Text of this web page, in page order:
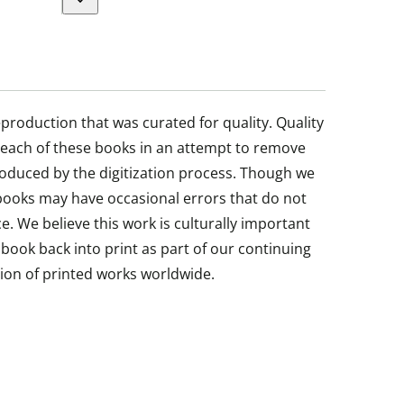
that was curated for quality. Quality
of these books in an attempt to remove
by the digitization process. Though we
may have occasional errors that do not
We believe this work is culturally important
back into print as part of our continuing
of printed works worldwide.